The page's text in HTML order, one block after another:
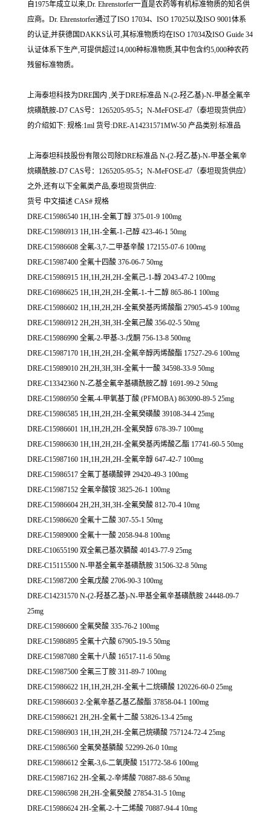
自1975年成立以来,Dr. Ehrenstorfer一直是农药等有机标准物质的知名供
应商。Dr. Ehrenstorfer通过了ISO 17034、ISO 17025以及ISO 9001体系
的认证,并获德国DAKKS认可,其标准物质均在ISO 17034及ISO Guide 34
认证体系下生产,可提供超过14,000种标准物质,其中包含约5,000种农药
残留标准物质。
上海泰坦科技为DRE国内 ,关于DRE标准品 N-(2-羟乙基)-N-甲基全氟辛
烷磺酰胺-D7 CAS号：1265205-95-5；N-MeFOSE-d7（泰坦现货供应）
的介绍如下: 规格:1ml 货号:DRE-A14231571MW-50 产品类别:标准品
上海泰坦科技股份有限公司除DRE标准品 N-(2-羟乙基)-N-甲基全氟辛
烷磺酰胺-D7 CAS号：1265205-95-5；N-MeFOSE-d7（泰坦现货供应）
之外,还有以下全氟类产品,泰坦现货供应:
货号 中文描述 CAS# 规格
DRE-C15986540 1H,1H-全氟丁醇 375-01-9 100mg
DRE-C15986913 1H,1H-全氟-1-己醇 423-46-1 50mg
DRE-C15986608 全氟-3,7-二甲基辛酸 172155-07-6 100mg
DRE-C15987400 全氟十四酸 376-06-7 50mg
DRE-C15986915 1H,1H,2H,2H-全氟己-1-醇 2043-47-2 100mg
DRE-C16986625 1H,1H,2H,2H-全氟-1-十二醇 865-86-1 100mg
DRE-C15986602 1H,1H,2H,2H-全氟癸基丙烯酸酯 27905-45-9 100mg
DRE-C15986912 2H,2H,3H,3H-全氟己酸 356-02-5 50mg
DRE-C15986990 全氟-2-甲基-3-戊酮 756-13-8 500mg
DRE-C15987170 1H,1H,2H,2H-全氟辛醇丙烯酸酯 17527-29-6 100mg
DRE-C15989010 2H,2H,3H,3H-全氟十一酸 34598-33-9 50mg
DRE-C13342360 N-乙基全氟辛基磺酰胺乙醇 1691-99-2 50mg
DRE-C15986950 全氟-4-甲氧基丁酸 (PFMOBA) 863090-89-5 25mg
DRE-C15986585 1H,1H,2H,2H-全氟癸磺酸 39108-34-4 25mg
DRE-C15986601 1H,1H,2H,2H-全氟癸醇 678-39-7 100mg
DRE-C15986630 1H,1H,2H,2H-全氟癸基丙烯酸乙酯 17741-60-5 50mg
DRE-C15987160 1H,1H,2H,2H-全氟辛醇 647-42-7 100mg
DRE-C15986517 全氟丁基磺酸钾 29420-49-3 100mg
DRE-C15987152 全氟辛酸铵 3825-26-1 100mg
DRE-C15986604 2H,2H,3H,3H-全氟癸酸 812-70-4 10mg
DRE-C15986620 全氟十二酸 307-55-1 50mg
DRE-C15989000 全氟十一酸 2058-94-8 100mg
DRE-C10655190 双全氟己基次膦酸 40143-77-9 25mg
DRE-C15115500 N-甲基全氟辛基磺酰胺 31506-32-8 50mg
DRE-C15987200 全氟戊酸 2706-90-3 100mg
DRE-C14231570 N-(2-羟基乙基)-N-甲基全氟辛基磺酰胺 24448-09-7
25mg
DRE-C15986600 全氟癸酸 335-76-2 100mg
DRE-C15986895 全氟十六酸 67905-19-5 50mg
DRE-C15987080 全氟十八酸 16517-11-6 50mg
DRE-C15987500 全氟三丁胺 311-89-7 100mg
DRE-C15986622 1H,1H,2H,2H-全氟十二烷磺酸 120226-60-0 25mg
DRE-C15986603 2-全氟辛基乙基乙酸酯 37858-04-1 100mg
DRE-C15986621 2H,2H-全氟十二酸 53826-13-4 25mg
DRE-C15986903 1H,1H,2H,2H-全氟己烷磺酸 757124-72-4 25mg
DRE-C15986560 全氟癸基膦酸 52299-26-0 10mg
DRE-C15986612 全氟-3,6-二氧庚酸 151772-58-6 100mg
DRE-C15987162 2H-全氟-2-辛烯酸 70887-88-6 50mg
DRE-C15986598 2H,2H-全氟癸酸 27854-31-5 10mg
DRE-C15986624 2H-全氟-2-十二烯酸 70887-94-4 10mg